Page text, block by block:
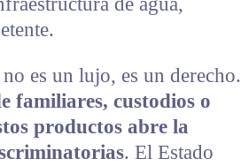
es un lujo, es un derecho.
familiares, custodios o
productos abre la
. El Estado